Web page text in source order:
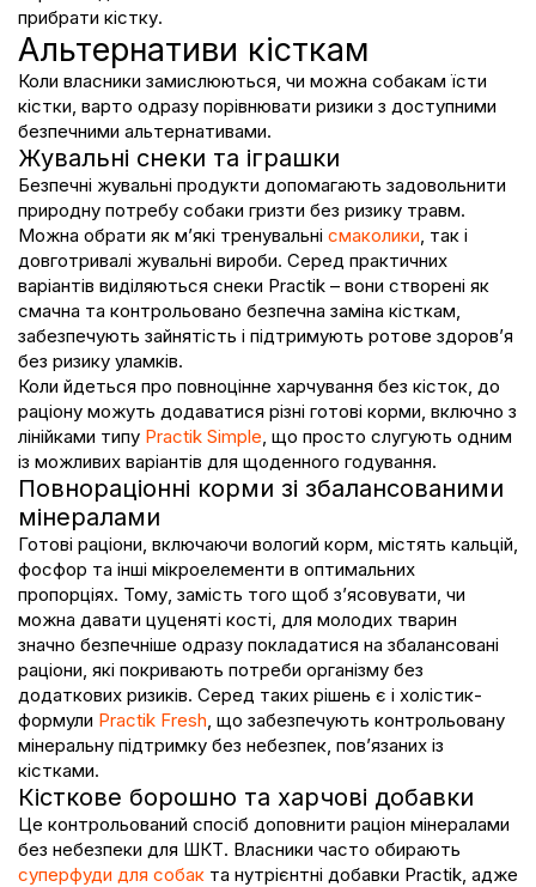
прибрати кістку.
Альтернативи кісткам
Коли власники замислюються, чи можна собакам їсти
кістки, варто одразу порівнювати ризики з доступними
безпечними альтернативами.
Жувальні снеки та іграшки
Безпечні жувальні продукти допомагають задовольнити
природну потребу собаки гризти без ризику травм.
Можна обрати як м’які тренувальні смаколики, так і
довготривалі жувальні вироби. Серед практичних
варіантів виділяються снеки Practik – вони створені як
смачна та контрольовано безпечна заміна кісткам,
забезпечують зайнятість і підтримують ротове здоров’я
без ризику уламків.
Коли йдеться про повноцінне харчування без кісток, до
раціону можуть додаватися різні готові корми, включно з
лінійками типу Practik Simple, що просто слугують одним
із можливих варіантів для щоденного годування.
Повнораціонні корми зі збалансованими
мінералами
Готові раціони, включаючи вологий корм, містять кальцій,
фосфор та інші мікроелементи в оптимальних
пропорціях. Тому, замість того щоб з’ясовувати, чи
можна давати цуценяті кості, для молодих тварин
значно безпечніше одразу покладатися на збалансовані
раціони, які покривають потреби організму без
додаткових ризиків. Серед таких рішень є і холістик-
формули Practik Fresh, що забезпечують контрольовану
мінеральну підтримку без небезпек, пов’язаних із
кістками.
Кісткове борошно та харчові добавки
Це контрольований спосіб доповнити раціон мінералами
без небезпеки для ШКТ. Власники часто обирають
суперфуди для собак та нутрієнтні добавки Practik, адже